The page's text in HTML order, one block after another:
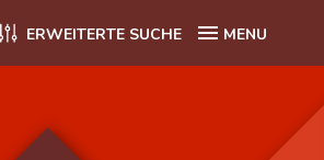
ERWEITERTE SUCHE MENU